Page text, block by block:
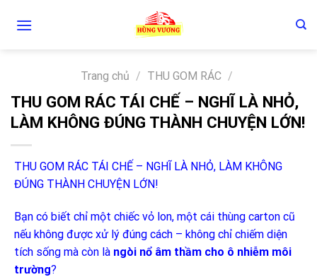
Trang chủ / THU GOM RÁC /
THU GOM RÁC TÁI CHẾ – NGHĨ LÀ NHỎ,
LÀM KHÔNG ĐÚNG THÀNH CHUYỆN LỚN!
THU GOM RÁC TÁI CHẾ – NGHĨ LÀ NHỎ, LÀM KHÔNG
ĐÚNG THÀNH CHUYỆN LỚN!
Bạn có biết chỉ một chiếc vỏ lon, một cái thùng carton cũ
nếu không được xử lý đúng cách – không chỉ chiếm diện
tích sống mà còn là ngòi nổ âm thầm cho ô nhiễm môi
trường?